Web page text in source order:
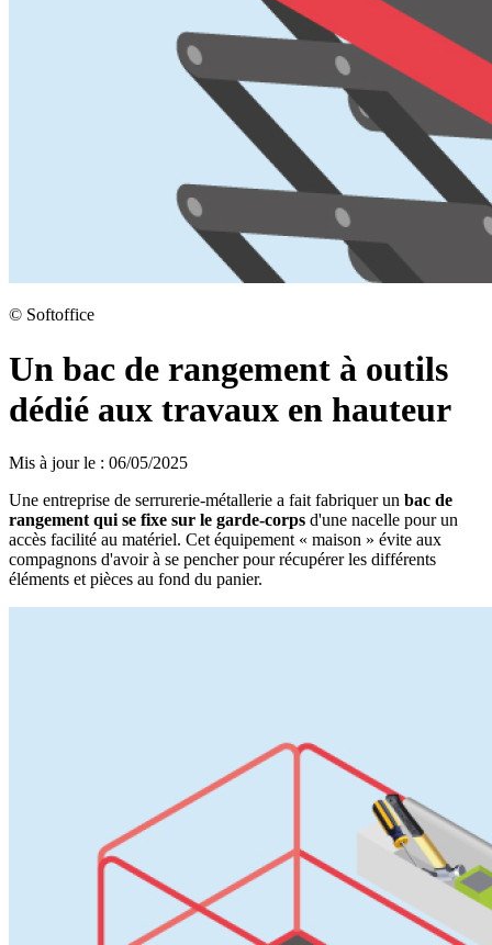
© Softoffice
Un bac de rangement à outils
dédié aux travaux en hauteur
Mis à jour le : 06/05/2025
Une entreprise de serrurerie-métallerie a fait fabriquer un bac de
rangement qui se fixe sur le garde-corps d'une nacelle pour un
accès facilité au matériel. Cet équipement « maison » évite aux
compagnons d'avoir à se pencher pour récupérer les différents
éléments et pièces au fond du panier.